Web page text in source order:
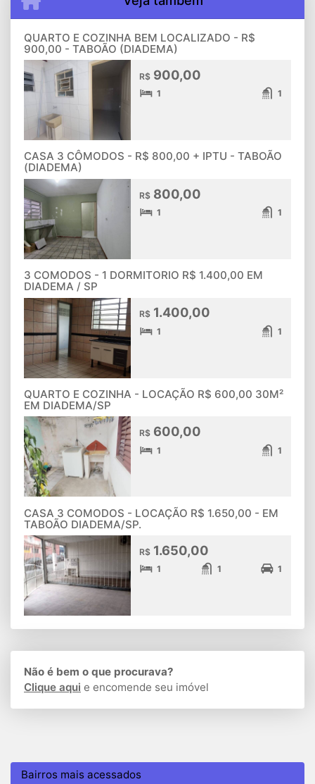
QUARTO E COZINHA BEM LOCALIZADO - R$
900,00 - TABOÃO (DIADEMA)
R$ 900,00
1 1
CASA 3 CÔMODOS - R$ 800,00 + IPTU - TABOÃO
(DIADEMA)
R$ 800,00
1 1
3 COMODOS - 1 DORMITORIO R$ 1.400,00 EM
DIADEMA / SP
R$ 1.400,00
1 1
QUARTO E COZINHA - LOCAÇÃO R$ 600,00 30M²
EM DIADEMA/SP
R$ 600,00
1 1
CASA 3 COMODOS - LOCAÇÃO R$ 1.650,00 - EM
TABOÃO DIADEMA/SP.
R$ 1.650,00
1 1 1
Não é bem o que procurava?
Clique aqui e encomende seu imóvel
Bairros mais acessados